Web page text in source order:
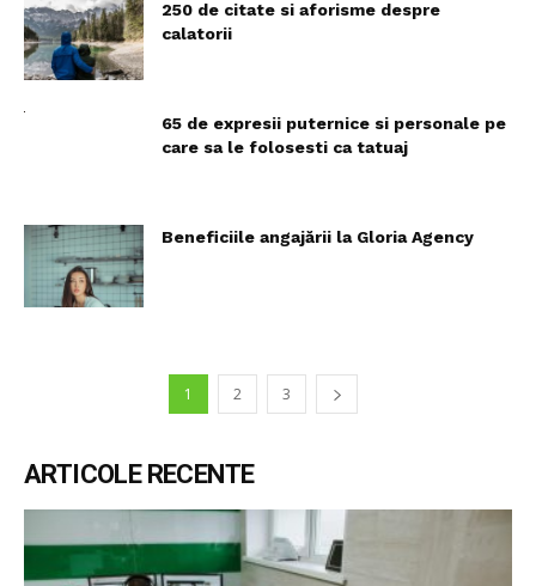
250 de citate si aforisme despre
calatorii
65 de expresii puternice si personale pe
care sa le folosesti ca tatuaj
Beneficiile angajării la Gloria Agency
1 2 3
ARTICOLE RECENTE